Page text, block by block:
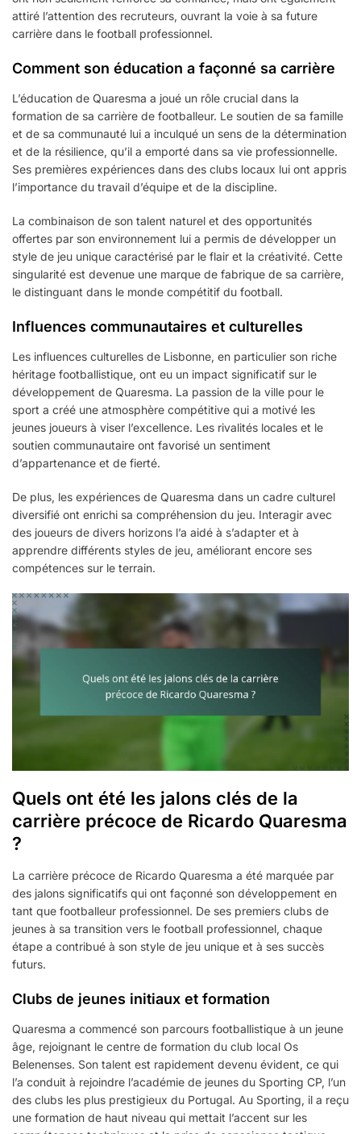
attiré l’attention des recruteurs, ouvrant la voie à sa future
carrière dans le football professionnel.
Comment son éducation a façonné sa carrière
L’éducation de Quaresma a joué un rôle crucial dans la
formation de sa carrière de footballeur. Le soutien de sa famille
et de sa communauté lui a inculqué un sens de la détermination
et de la résilience, qu’il a emporté dans sa vie professionnelle.
Ses premières expériences dans des clubs locaux lui ont appris
l’importance du travail d’équipe et de la discipline.
La combinaison de son talent naturel et des opportunités
offertes par son environnement lui a permis de développer un
style de jeu unique caractérisé par le flair et la créativité. Cette
singularité est devenue une marque de fabrique de sa carrière,
le distinguant dans le monde compétitif du football.
Influences communautaires et culturelles
Les influences culturelles de Lisbonne, en particulier son riche
héritage footballistique, ont eu un impact significatif sur le
développement de Quaresma. La passion de la ville pour le
sport a créé une atmosphère compétitive qui a motivé les
jeunes joueurs à viser l’excellence. Les rivalités locales et le
soutien communautaire ont favorisé un sentiment
d’appartenance et de fierté.
De plus, les expériences de Quaresma dans un cadre culturel
diversifié ont enrichi sa compréhension du jeu. Interagir avec
des joueurs de divers horizons l’a aidé à s’adapter et à
apprendre différents styles de jeu, améliorant encore ses
compétences sur le terrain.
Quels ont été les jalons clés de la
carrière précoce de Ricardo Quaresma
?
La carrière précoce de Ricardo Quaresma a été marquée par
des jalons significatifs qui ont façonné son développement en
tant que footballeur professionnel. De ses premiers clubs de
jeunes à sa transition vers le football professionnel, chaque
étape a contribué à son style de jeu unique et à ses succès
futurs.
Clubs de jeunes initiaux et formation
Quaresma a commencé son parcours footballistique à un jeune
âge, rejoignant le centre de formation du club local Os
Belenenses. Son talent est rapidement devenu évident, ce qui
l’a conduit à rejoindre l’académie de jeunes du Sporting CP, l’un
des clubs les plus prestigieux du Portugal. Au Sporting, il a reçu
une formation de haut niveau qui mettait l’accent sur les